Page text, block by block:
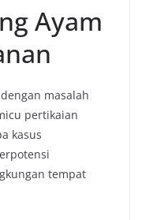
Ayam
masalah
pertikaian
kasus
tempat